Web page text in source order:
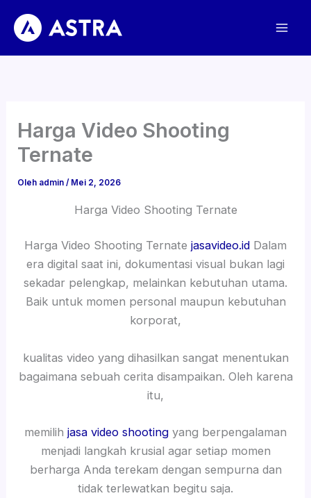
konten
Harga Video Shooting
Ternate
Oleh admin/ Mei 2, 2026
Harga Video Shooting Ternate
Harga Video Shooting Ternate jasavideo.id Dalam
era digital saat ini, dokumentasi visual bukan lagi
sekadar pelengkap, melainkan kebutuhan utama.
Baik untuk momen personal maupun kebutuhan
korporat,
kualitas video yang dihasilkan sangat menentukan
bagaimana sebuah cerita disampaikan. Oleh karena
itu,
memilih jasa video shooting yang berpengalaman
menjadi langkah krusial agar setiap momen
berharga Anda terekam dengan sempurna dan
tidak terlewatkan begitu saja.